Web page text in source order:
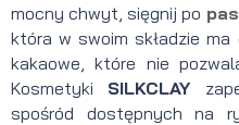
mocny chwyt, sięgnij po
która w swoim składzie ma
kakaowe, które nie
Kosmetyki SILKCLAY
spośród dostępnych na